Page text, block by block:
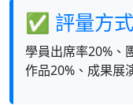
✅ 評量方式
學員出席率20%、
作品20%、成果展